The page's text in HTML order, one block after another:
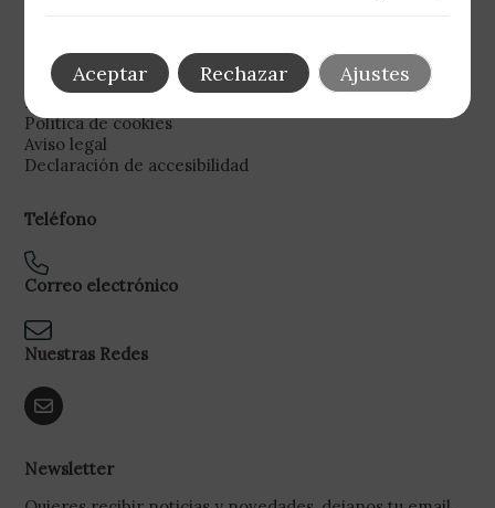
Legal
Política de privacidad
Política de cookies
Aviso legal
Declaración de accesibilidad
Teléfono
Correo electrónico
Nuestras Redes
Newsletter
Aceptar Rechazar Ajustes